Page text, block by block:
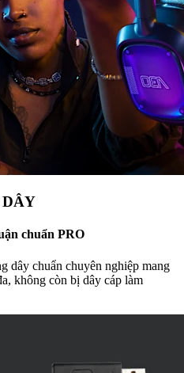
chuẩn PRO
dây chuẩn chuyên nghiệp mang
không còn bị dây cáp làm